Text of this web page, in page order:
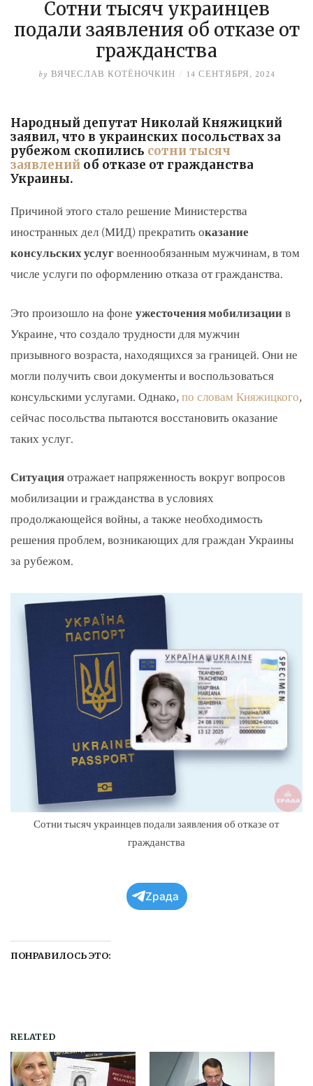
Сотни тысяч украинцев
подали заявления об отказе от
гражданства
by ВЯЧЕСЛАВ КОТЁНОЧКИН / 14 СЕНТЯБРЯ, 2024
Народный депутат Николай Княжицкий
заявил, что в украинских посольствах за
рубежом скопились сотни тысяч
заявлений об отказе от гражданства
Украины.
Причиной этого стало решение Министерства
иностранных дел (МИД) прекратить оказание
консульских услугвоеннообязанным мужчинам, в том
числе услуги по оформлению отказа от гражданства.
Это произошло на фоне ужесточения мобилизациив
Украине, что создало трудности для мужчин
призывного возраста, находящихся за границей. Они не
могли получить свои документы и воспользоваться
консульскими услугами. Однако,по словам Княжицкого,
сейчас посольства пытаются восстановить оказание
таких услуг.
Ситуацияотражает напряженность вокруг вопросов
мобилизации и гражданства в условиях
продолжающейся войны, а также необходимость
решения проблем, возникающих для граждан Украины
за рубежом.
Сотни тысяч украинцев подали заявления об отказе от
гражданства
Zрада
ПОНРАВИЛОСЬ ЭТО:
RELATED